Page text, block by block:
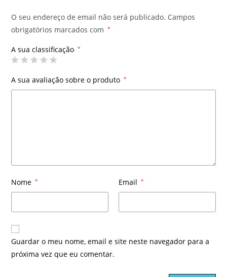
O seu endereço de email não será publicado. Campos
obrigatórios marcados com
*
A sua classificação *
A sua avaliação sobre o produto *
Nome * Email *
Guardar o meu nome, email e site neste navegador para a
próxima vez que eu comentar.